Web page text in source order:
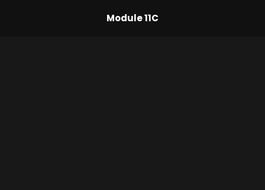
Module 11C